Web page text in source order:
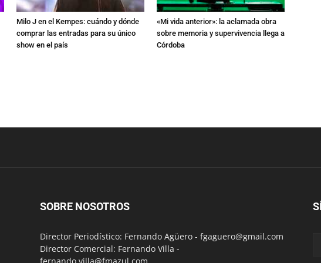
Milo J en el Kempes: cuándo y dónde
comprar las entradas para su único
show en el país
«Mi vida anterior»: la aclamada obra
sobre memoria y supervivencia llega a
Córdoba
SOBRE NOSOTROS
Director Periodístico: Fernando Agüero - fgaguero@gmail.com
Director Comercial: Fernando Villa -